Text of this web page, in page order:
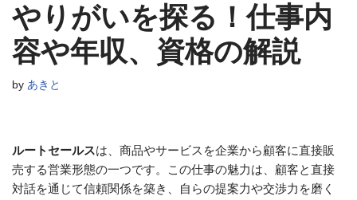
やりがいを探る！仕事内
容や年収、資格の解説
by あきと
ルートセールスは、商品やサービスを企業から顧客に直接販
売する営業形態の一つです。この仕事の魅力は、顧客と直接
対話を通じて信頼関係を築き、自らの提案力や交渉力を磨く